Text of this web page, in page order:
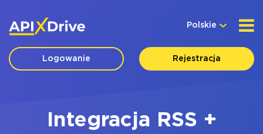
Polskie
Logowanie Rejestracja
Integracja RSS +